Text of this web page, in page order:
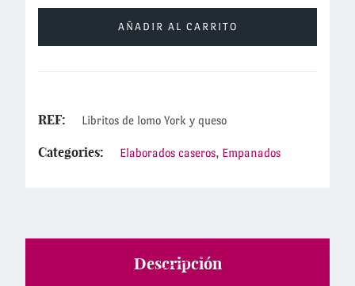
AÑADIR AL CARRITO
REF: Libritos de lomo York y queso
Categories: Elaborados caseros, Empanados
Descripción